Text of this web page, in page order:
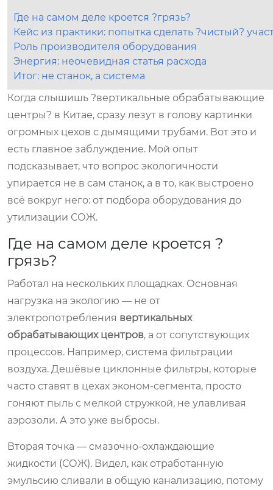
Где на самом деле кроется ?грязь?
Кейс из практики: попытка сделать ?чистый?
Роль производителя оборудования
Энергия: неочевидная статья расхода
Итог: не станок, а система
Когда слышишь ?вертикальные обрабатывающие
центры? в Китае, сразу лезут в голову картинки
огромных цехов с дымящими трубами. Вот это и
есть главное заблуждение. Мой опыт
подсказывает, что вопрос экологичности
упирается не в сам станок, а в то, как выстроено
всё вокруг него: от подбора оборудования до
утилизации СОЖ.
Где на самом деле кроется ?
грязь?
Работал на нескольких площадках. Основная
нагрузка на экологию — не от
электропотребления вертикальных
обрабатывающих центров, а от сопутствующих
процессов. Например, система фильтрации
воздуха. Дешёвые циклонные фильтры, которые
часто ставят в цехах эконом-сегмента, просто
гоняют пыль с мелкой стружкой, не улавливая
аэрозоли. А это уже выбросы.
Вторая точка — смазочно-охлаждающие
жидкости (СОЖ). Видел, как отработанную
эмульсию сливали в общую канализацию, потому